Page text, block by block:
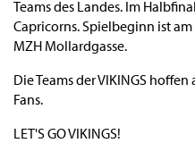
Teams des Landes. Im
Capricorns. Spielbeginn ist
MZH Mollardgasse.
Die Teams der VIKINGS
Fans.
LET'S GO VIKINGS!